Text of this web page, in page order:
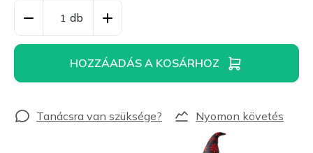
HOZZÁADÁS A KOSÁRHOZ
Nyomon követés